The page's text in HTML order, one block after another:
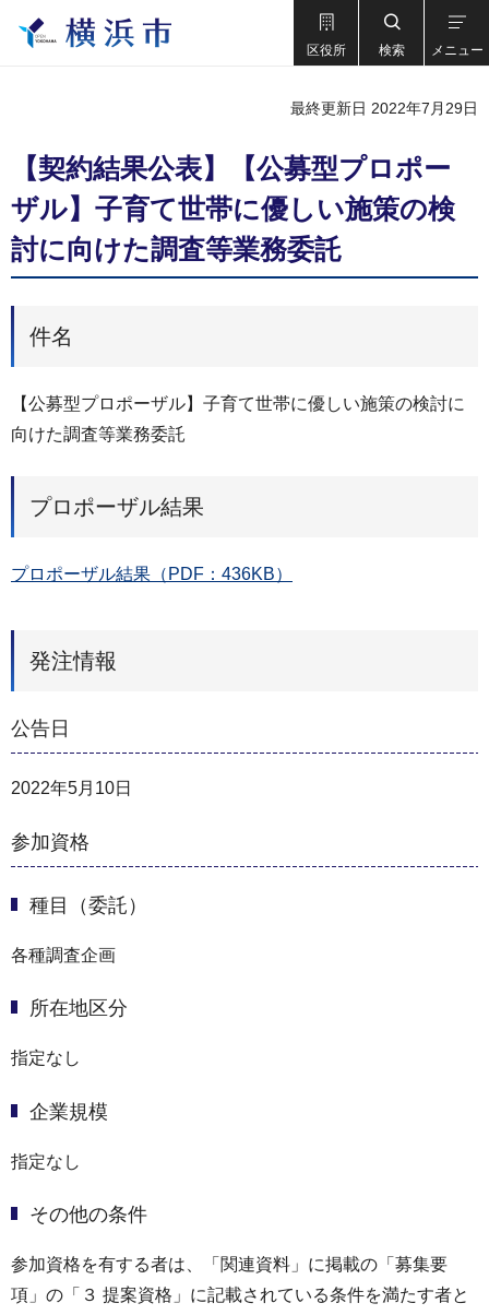
区役所 検索 メニュー
最終更新日 2022年7月29日
【契約結果公表】【公募型プロポー
ザル】子育て世帯に優しい施策の検
討に向けた調査等業務委託
件名
【公募型プロポーザル】子育て世帯に優しい施策の検討に
向けた調査等業務委託
プロポーザル結果
プロポーザル結果（PDF：436KB）
発注情報
公告日
2022年5月10日
参加資格
種目（委託）
各種調査企画
所在地区分
指定なし
企業規模
指定なし
その他の条件
参加資格を有する者は、「関連資料」に掲載の「募集要
項」の「３ 提案資格」に記載されている条件を満たす者と